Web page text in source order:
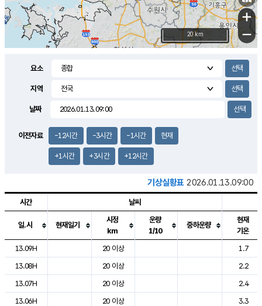
+
−
20 km
요소
지역
날짜
이전자료 -12시간 -3시간 -1시간 현재
+1시간 +3시간 +12시간
기상실황표 2026.01.13.09:00
도시별 기상실황표로 지점, 날씨, 기온, 강수, 바람, 기압등을 안내한 표입
시간 날씨
일.시 현재일기
시정
km
운량
1/10
중하운량
현재
기온
13.09H
20 이상
1.7
13.08H
20 이상
2.2
13.07H
20 이상
2.4
13.06H
20 이상
3.3